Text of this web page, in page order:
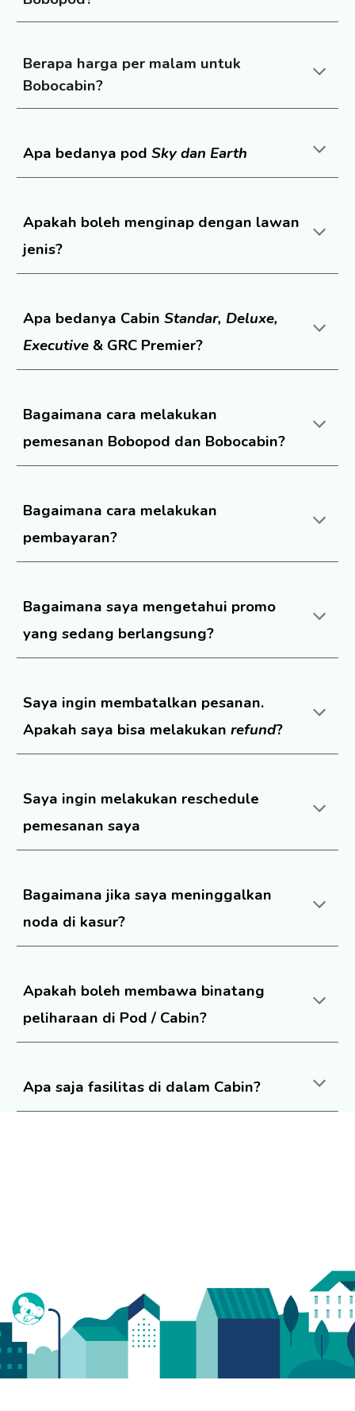
Berapa harga per malam untuk
Bobocabin?
Apa bedanya podSky dan Earth
Apakah boleh menginap dengan lawan
jenis?
Apa bedanya CabinStandar, Deluxe,
Executive & GRC Premier?
Bagaimana cara melakukan
pemesanan Bobopod dan Bobocabin?
Bagaimana cara melakukan
pembayaran?
Bagaimana saya mengetahui promo
yang sedang berlangsung?
Saya ingin membatalkan pesanan.
Apakah saya bisa melakukanrefund?
Saya ingin melakukan reschedule
pemesanan saya
Bagaimana jika saya meninggalkan
noda di kasur?
Apakah boleh membawa binatang
peliharaan di Pod / Cabin?
Apa saja fasilitas di dalam Cabin?